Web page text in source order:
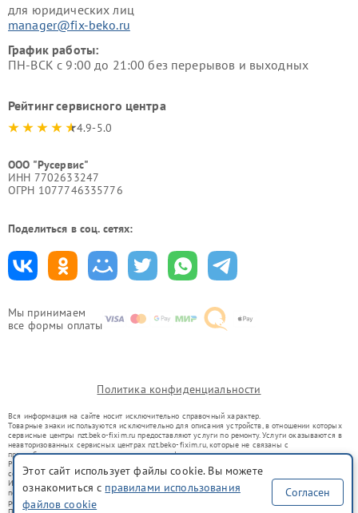
Мы принимаем
все формы оплаты
для юридических лиц
manager@fix-beko.ru
График работы:
ПН-ВСК с 9:00 до 21:00 без перерывов и выходных
Рейтинг сервисного центра
4.9-5.0
ООО "Русервис"
ИНН 7702633247
ОГРН 1077746335776
Поделиться в соц. сетях:
Политика конфиденциальности
Вся информация на сайте носит исключительно справочный характер.
Товарные знаки используются исключительно для описания устройств, в отношении которых
сервисные центры nzt.beko-fixim.ru предоставляют услуги по ремонту. Услуги оказываются в
неавторизованных сервисных центрах nzt.beko-fixim.ru, которые не связаны с
правообладателями товарных знаков или их официальными представителями.
Ремонт осуществляется для устройств, уже введенных в гражданский оборот в соответствии
со статьей 1487 ГК РФ.
Использование товарных знаков не преследует цели индивидуализации услуг или введения
потребителей в заблуждение, а служит для информирования о предоставляемых услугах по
ремонту техники указанных брендов.
Этот сайт использует файлы cookie. Вы можете
ознакомиться с правилами использования
файлов cookie
Согласен